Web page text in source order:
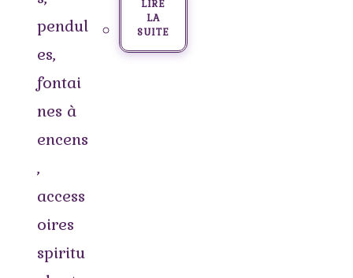
pendul
es,
fontai
nes à
encens
,
access
oires
spiritu
LIRE
LA
SUITE